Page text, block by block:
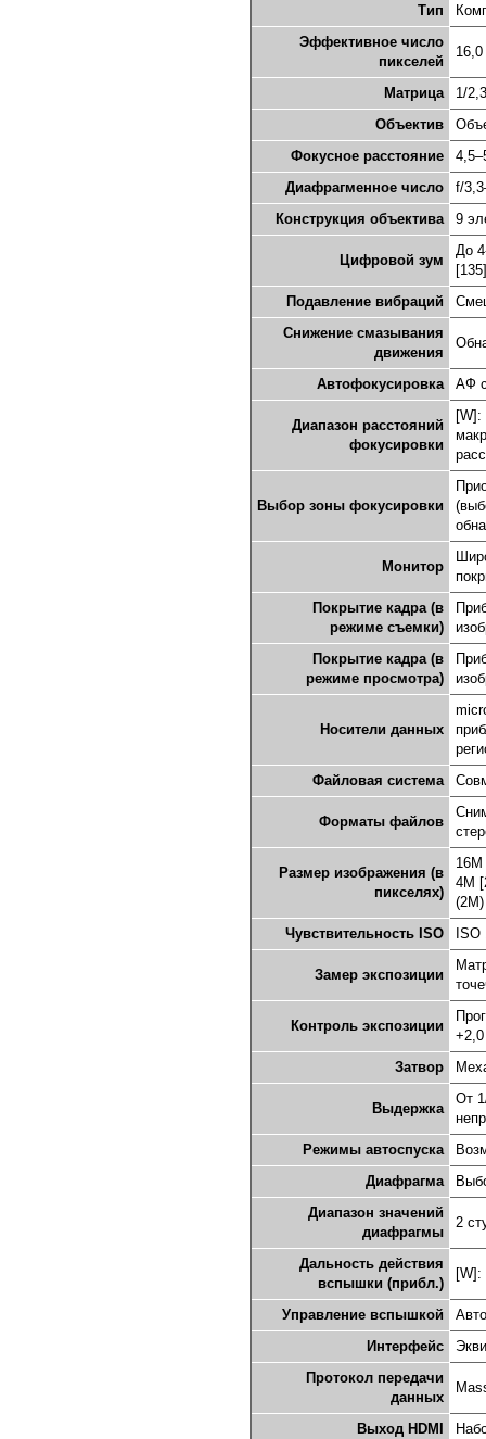
Тип
Эффективное число
пикселей
Матрица
1/
Объектив
Фокусное расстояние
Диафрагменное число
f/
Конструкция объектива
9
Цифровой зум
До
Подавление вибраций
Снижение смазывания
движения
Автофокусировка АФ
Диапазон расстояний
фокусировки
[W]:
Выбор зоны фокусировки
Монитор
Покрытие кадра (в
режиме съемки)
Покрытие кадра (в
режиме просмотра)
Носители данных
Файловая система
Форматы файлов
Размер изображения (в
пикселях)
4M
Чувствительность ISO
ISO
Замер экспозиции
Контроль экспозиции
Затвор
Выдержка
От
Режимы автоспуска
Диафрагма
Диапазон значений
диафрагмы
2
Дальность действия
вспышки (прибл.)
[W]:
Управление вспышкой
Интерфейс
Протокол передачи
данных
Выход HDMI